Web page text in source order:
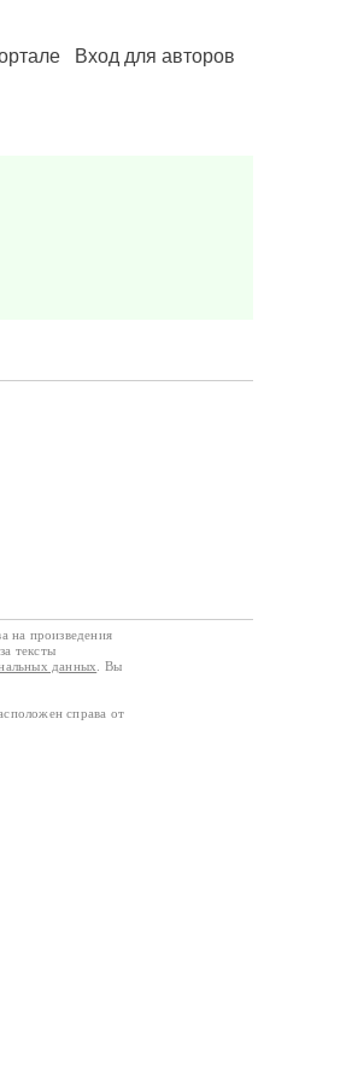
Вход для авторов
на произведения
тексты
данных
. Вы
справа от